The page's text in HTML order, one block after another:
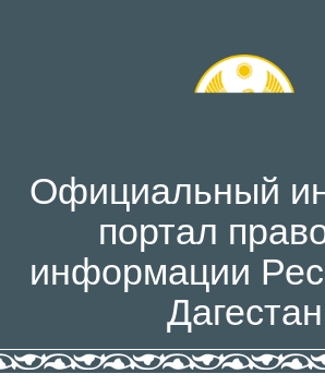
Официальный
портал
информации
Дагестан